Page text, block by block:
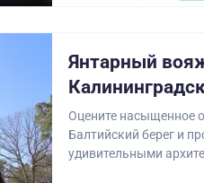
Янтарный
Оцените насыщенное
Балтийский берег и
удивительными